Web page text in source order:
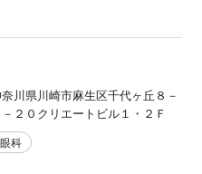
川県川崎市麻生区千代ヶ丘８－
－２０クリエートビル１・２Ｆ
眼科